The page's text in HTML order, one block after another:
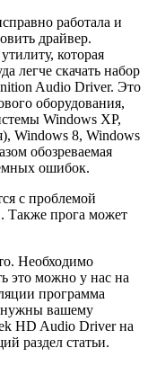
работала и
драйвер.
которая
легче скачать набор
Audio Driver. Это
оборудования,
Windows XP,
Windows 8, Windows
обозреваемая
ошибок.
с проблемой
Также прога может
Необходимо
это можно у нас на
программа
нужны вашему
HD Audio Driver на
раздел статьи.